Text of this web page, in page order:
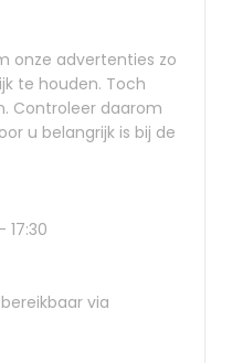
onze advertenties zo
te houden. Toch
Controleer daarom
u belangrijk is bij de
via